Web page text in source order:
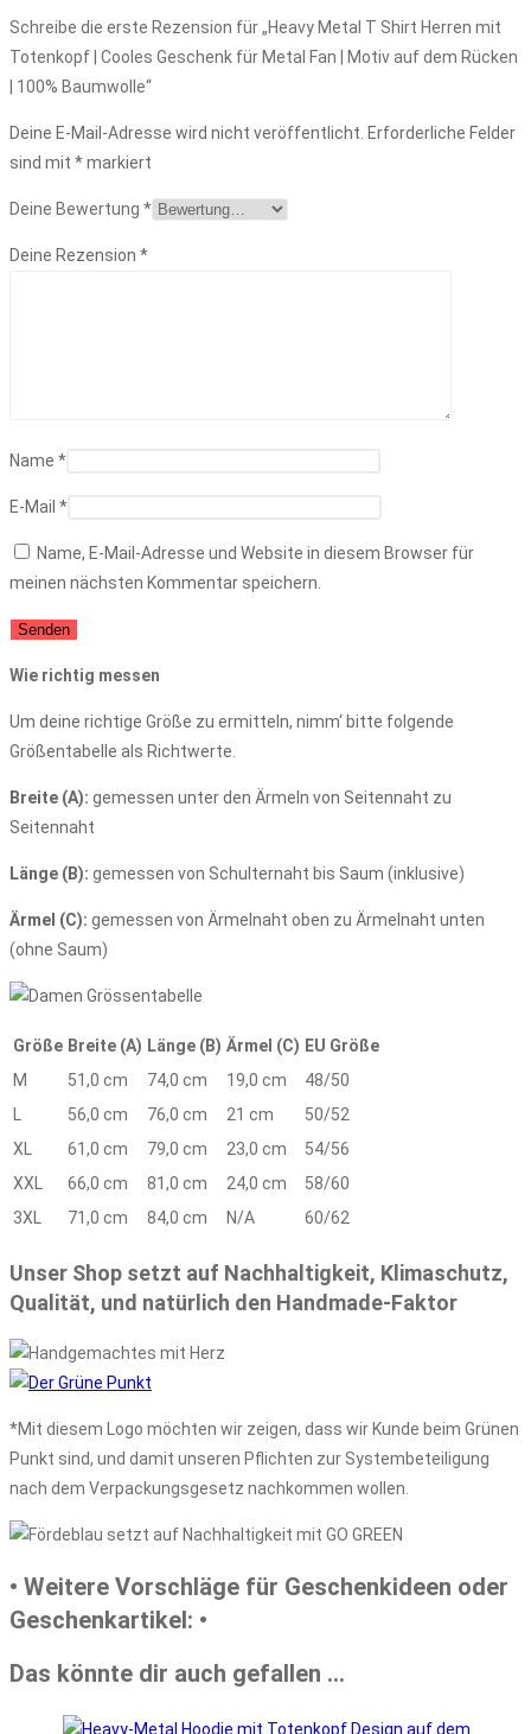
Schreibe die erste Rezension für „Heavy Metal T Shirt Herren mit
Totenkopf | Cooles Geschenk für Metal Fan | Motiv auf dem Rücken
| 100% Baumwolle“
Deine E-Mail-Adresse wird nicht veröffentlicht. Erforderliche Felder
sind mit *markiert
Deine Bewertung *
Deine Rezension *
Name *
E-Mail *
Name, E-Mail-Adresse und Website in diesem Browser für
meinen nächsten Kommentar speichern.
Wie richtig messen
Um deine richtige Größe zu ermitteln, nimm‘ bitte folgende
Größentabelle als Richtwerte.
Breite (A): gemessen unter den Ärmeln von Seitennaht zu
Seitennaht
Länge (B): gemessen von Schulternaht bis Saum (inklusive)
Ärmel (C): gemessen von Ärmelnaht oben zu Ärmelnaht unten
(ohne Saum)
Größe Breite (A) Länge (B) Ärmel (C) EU Größe
M
51,0 cm 74,0 cm 19,0 cm
48/50
L
56,0 cm 76,0 cm 21 cm
50/52
XL
61,0 cm 79,0 cm 23,0 cm
54/56
XXL
66,0 cm 81,0 cm 24,0 cm
58/60
3XL
71,0 cm 84,0 cm N/A 60/62
Unser Shop setzt auf Nachhaltigkeit, Klimaschutz,
Qualität, und natürlich den Handmade-Faktor
*Mit diesem Logo möchten wir zeigen, dass wir Kunde beim Grünen
Punkt sind, und damit unseren Pflichten zur Systembeteiligung
nach dem Verpackungsgesetz nachkommen wollen.
• Weitere Vorschläge für Geschenkideen oder
Geschenkartikel: •
Das könnte dir auch gefallen …